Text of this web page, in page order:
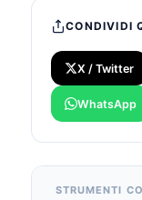
CONDIVIDI
X / Twitter
WhatsApp
STRUMENTI